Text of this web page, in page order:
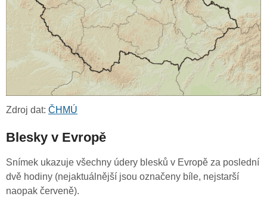
Zdroj dat: ČHMÚ
Blesky v Evropě
Snímek ukazuje všechny údery blesků v Evropě za poslední
dvě hodiny (nejaktuálnější jsou označeny bíle, nejstarší
naopak červeně).